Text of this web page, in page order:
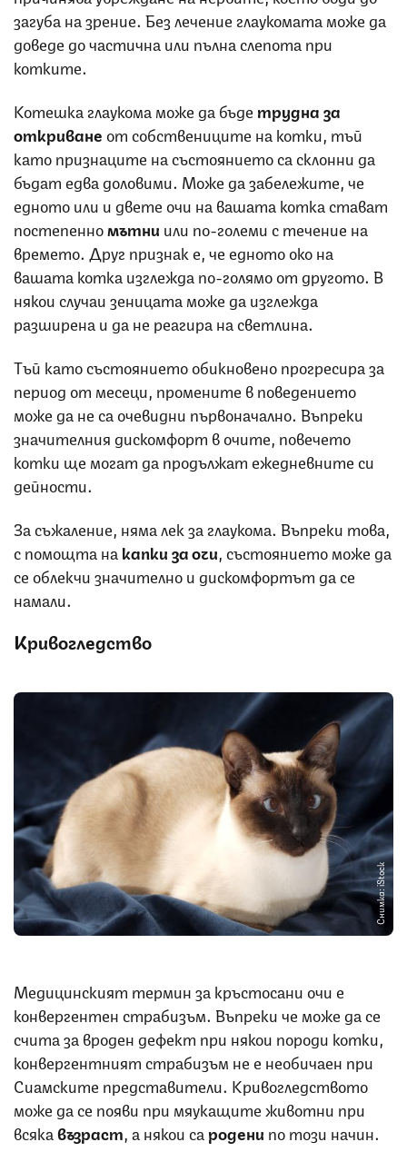
загуба на зрение. Без лечение глаукомата може да
доведе до частична или пълна слепота при
котките.
Котешка глаукома може да бъде трудна за
откриванеот собствениците на котки, тъй
като признаците на състоянието са склонни да
бъдат едва доловими. Може да забележите, че
едното или и двете очи на вашата котка стават
постепенномътни или по-големи с течение на
времето. Друг признак е, че едното око на
вашата котка изглежда по-голямо от другото. В
някои случаи зеницата може да изглежда
разширена и да не реагира на светлина.
Тъй като състоянието обикновено прогресира за
период от месеци, промените в поведението
може да не са очевидни първоначално. Въпреки
значителния дискомфорт в очите, повечето
котки ще могат да продължат ежедневните си
дейности.
За съжаление, няма лек за глаукома. Въпреки това,
с помощта на капки за очи , състоянието може да
се облекчи значително и дискомфортът да се
намали.
Кривогледство
Снимка: iStock
Медицинският термин за кръстосани очи е
конвергентен страбизъм. Въпреки че може да се
счита за вроден дефект при някои породи котки,
конвергентният страбизъм не е необичаен при
Сиамските представители. Кривогледството
може да се появи при мяукащите животни при
всякавъзраст , а някои са родени по този начин.